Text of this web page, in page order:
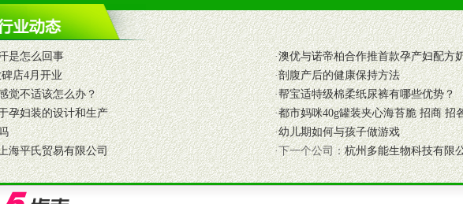
产品手册、妈妈手册、VI手册、专柜、POP终端宣传物料、多样化的促销物品、礼品等。
支持
要，为代理商、经销商提供活动策划，物料支持、人员支持等。媒体宣传支持
体、杂志、直销目录等全国性投放，扩大产品体宣传支持
体、杂志、直销目录等全国性投放，扩大产品宣传，提高产品美誉度。
后服务支持
应区域内的独家垄断性经营权益。
支持，根据经销商销售情况派人员驻地指导。
的波动，并给予相应的政策，充分保证经销产品丰厚的利润空间和市场经营的高额回报。
换货保障制度，保证经销商合作零风险。
出各种终端促销活动来帮助经销商启动和拉动市场销售，提供终端物料及宣传促销用品的支
是怎么回事 ·澳优与诺帝柏合作推首款孕产妇配方
店4月开业 ·剖腹产后的健康保持方法
觉不适该怎么办？ ·帮宝适特级棉柔纸尿裤有哪些优势？
孕妇装的设计和生产 ·都市妈咪40g罐装夹心海苔脆 招商 招
·幼儿期如何与孩子做游戏
海平氏贸易有限公司 ·下一个公司：杭州多能生物科技有限